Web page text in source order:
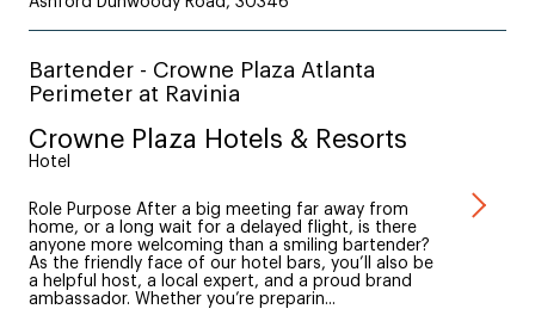
Bartender - Crowne Plaza Atlanta
Perimeter at Ravinia
Crowne Plaza Hotels & Resorts
Hotel
Role Purpose After a big meeting far away from
home, or a long wait for a delayed flight, is there
anyone more welcoming than a smiling bartender?
As the friendly face of our hotel bars, you’ll also be
a helpful host, a local expert, and a proud brand
ambassador. Whether you’re preparin...